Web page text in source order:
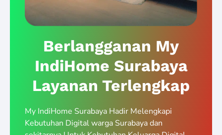
Berlangganan My
IndiHome Surabaya
Layanan Terlengkap
My IndiHome Surabaya Hadir Melengkapi
Kebutuhan Digital warga Surabaya dan